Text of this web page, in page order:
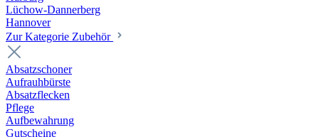
Lüchow-Dannerberg
Hannover
Zur Kategorie Zubehör
Absatzschoner
Aufrauhbürste
Absatzflecken
Pflege
Aufbewahrung
Gutscheine